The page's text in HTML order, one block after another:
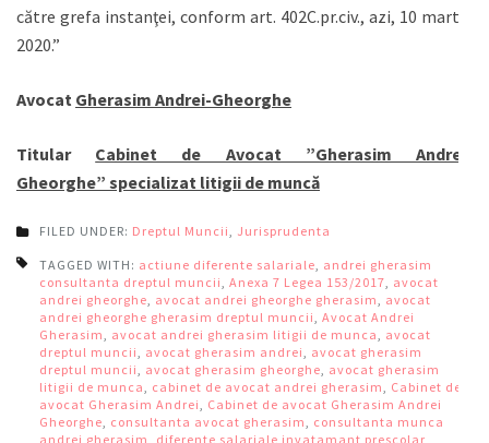
către grefa instanţei, conform art. 402C.pr.civ., azi, 10 martie
2020.”
Avocat Gherasim Andrei-Gheorghe
Titular Cabinet de Avocat ”Gherasim Andrei-
Gheorghe” specializat litigii de muncă
FILED UNDER: Dreptul Muncii Jurisprudenta
TAGGED WITH: actiune diferente salariale andrei gherasim
consultanta dreptul muncii Anexa 7 Legea 153/2017 avocat
andrei gheorghe avocat andrei gheorghe gherasim
avocat
andrei gheorghe gherasim dreptul muncii Avocat Andrei
Gherasim
avocat andrei gherasim litigii de munca
avocat
dreptul muncii
avocat gherasim andrei
avocat gherasim
dreptul muncii
avocat gherasim gheorghe avocat gherasim
litigii de munca
cabinet de avocat andrei gherasim
Cabinet de
avocat Gherasim Andrei
Cabinet de avocat Gherasim Andrei
Gheorghe consultanta avocat gherasim
consultanta munca
andrei gherasim
diferente salariale invatamant prescolar